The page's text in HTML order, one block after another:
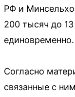
РФ и
200 тысяч до
единовременно.
Согласно
связанные с